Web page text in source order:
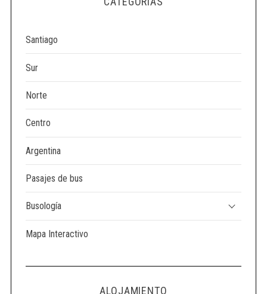
Santiago
Sur
Norte
Centro
Argentina
Pasajes de bus
Busología
Mapa Interactivo
ALOJAMIENTO
c
h
o
: